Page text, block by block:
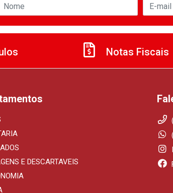
Notas Fiscais
E DESCARTAVEIS